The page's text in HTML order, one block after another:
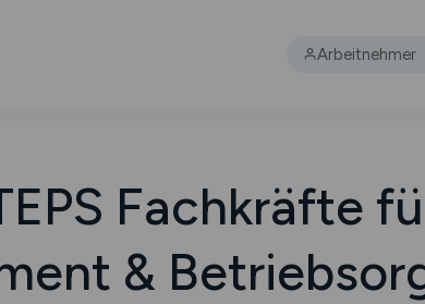
Arbeitnehmer
Fachkräfte
&